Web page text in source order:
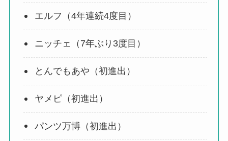
エルフ（4年連続4度目）
ニッチェ（7年ぶり3度目）
とんでもあや（初進出）
ヤメピ（初進出）
パンツ万博（初進出）